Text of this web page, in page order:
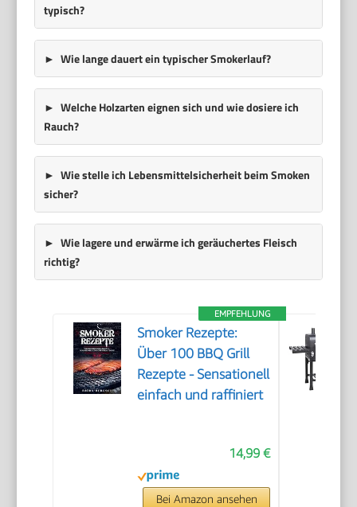
typisch?
Wie lange dauert ein typischer Smokerlauf?
Welche Holzarten eignen sich und wie dosiere ich
Rauch?
Wie stelle ich Lebensmittelsicherheit beim Smoken
sicher?
Wie lagere und erwärme ich geräuchertes Fleisch
richtig?
EMPFEHLUNG
Smoker Rezepte:
Über 100 BBQ Grill
Rezepte - Sensationell
einfach und raffiniert
14,99 €
Bei Amazon ansehen